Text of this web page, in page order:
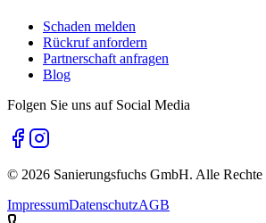
Schaden melden
Rückruf anfordern
Partnerschaft anfragen
Blog
Folgen Sie uns auf Social Media
© 2026 Sanierungsfuchs GmbH. Alle Rechte
ImpressumDatenschutzAGB